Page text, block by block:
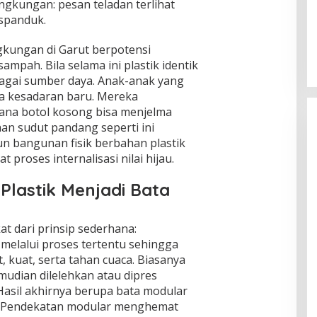
pesan teladan terlihat
di Garut berpotensi
Bila selama ini plastik identik
sumber daya. Anak-anak yang
kesadaran baru. Mereka
botol kosong bisa menjelma
sudut pandang seperti ini
bangunan fisik berbahan plastik
proses internalisasi nilai hijau.
Menjadi Bata
dari prinsip sederhana:
proses tertentu sehingga
serta tahan cuaca. Biasanya
dilelehkan atau dipres
akhirnya berupa bata modular
modular menghemat
Di Isu Global